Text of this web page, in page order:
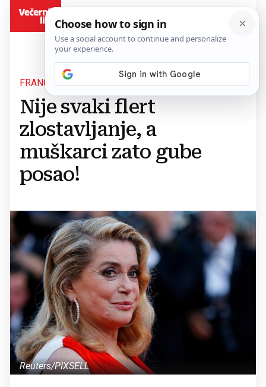
FRANCUSKINJE FEMINISTIMA:
Nije svaki flert
zlostavljanje, a
muškarci zato gube
posao!
Reuters/PIXSELL